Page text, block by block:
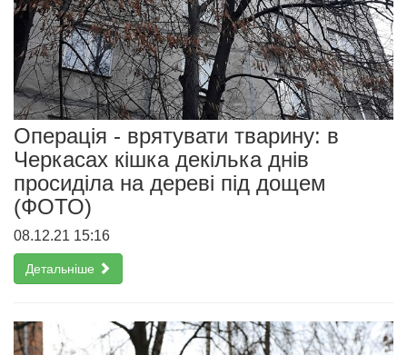
Операція - врятувати тварину: в
Черкасах кішка декілька днів
просиділа на дереві під дощем
(ФОТО)
08.12.21 15:16
Детальніше